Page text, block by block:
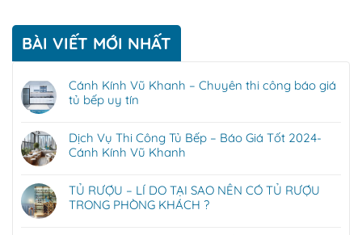
BÀI VIẾT MỚI NHẤT
Cánh Kính Vũ Khanh – Chuyên thi công báo giá
tủ bếp uy tín
Dịch Vụ Thi Công Tủ Bếp – Báo Giá Tốt 2024-
Cánh Kính Vũ Khanh
TỦ RƯỢU – LÍ DO TẠI SAO NÊN CÓ TỦ RƯỢU
TRONG PHÒNG KHÁCH ?